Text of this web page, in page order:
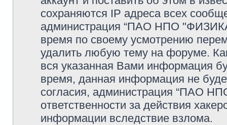
сохраняются IP адреса всех
администрация “ПАО НПО
время по своему усмотрению
удалить любую тему на форуме.
вся указанная Вами информация
время, данная информация не
согласия, администрация “ПАО
ответственности за действия
информации вследствие взлома.